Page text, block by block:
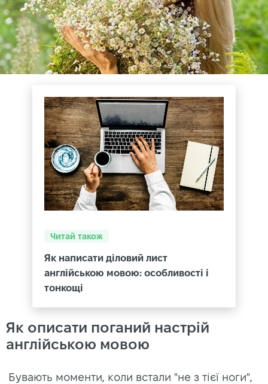
Читай також
Як написати діловий лист
англійською мовою: особливості і
тонкощі
Як описати поганий настрій
англійською мовою
Бувають моменти, коли встали "не з тієї ноги",